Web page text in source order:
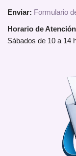
Enviar: Formulario
Horario de
Sábados de 10 a 14